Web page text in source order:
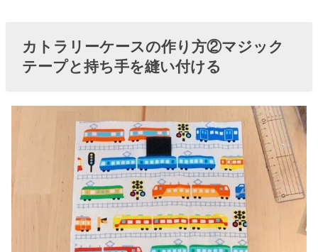
カトラリーケースの作り方②マジック
テープと持ち手を縫い付ける